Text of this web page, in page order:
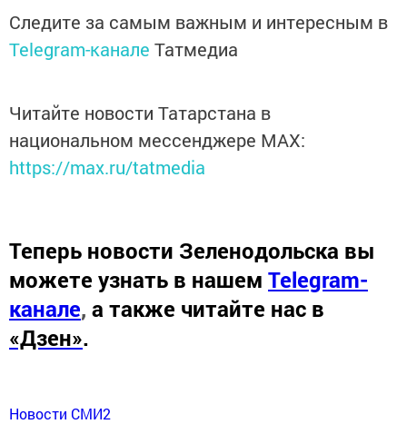
Следите за самым важным и интересным в
Telegram-канале Татмедиа
Читайте новости Татарстана в
национальном мессенджере MАХ:
https://max.ru/tatmedia
Теперь новости Зеленодольска вы
можете узнать в нашем Telegram-
канале, а также читайте нас в
«Дзен».
Новости СМИ2